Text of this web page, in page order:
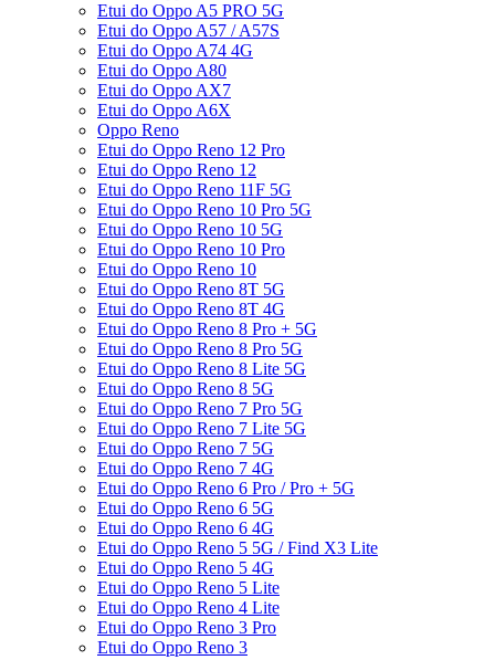
Etui do Oppo A5 PRO 5G
Etui do Oppo A57 / A57S
Etui do Oppo A74 4G
Etui do Oppo A80
Etui do Oppo AX7
Etui do Oppo A6X
Oppo Reno
Etui do Oppo Reno 12 Pro
Etui do Oppo Reno 12
Etui do Oppo Reno 11F 5G
Etui do Oppo Reno 10 Pro 5G
Etui do Oppo Reno 10 5G
Etui do Oppo Reno 10 Pro
Etui do Oppo Reno 10
Etui do Oppo Reno 8T 5G
Etui do Oppo Reno 8T 4G
Etui do Oppo Reno 8 Pro + 5G
Etui do Oppo Reno 8 Pro 5G
Etui do Oppo Reno 8 Lite 5G
Etui do Oppo Reno 8 5G
Etui do Oppo Reno 7 Pro 5G
Etui do Oppo Reno 7 Lite 5G
Etui do Oppo Reno 7 5G
Etui do Oppo Reno 7 4G
Etui do Oppo Reno 6 Pro / Pro + 5G
Etui do Oppo Reno 6 5G
Etui do Oppo Reno 6 4G
Etui do Oppo Reno 5 5G / Find X3 Lite
Etui do Oppo Reno 5 4G
Etui do Oppo Reno 5 Lite
Etui do Oppo Reno 4 Lite
Etui do Oppo Reno 3 Pro
Etui do Oppo Reno 3